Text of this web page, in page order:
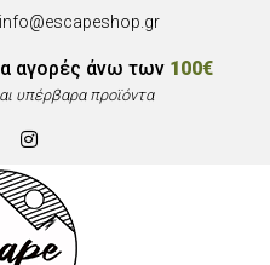
info@escapeshop.gr
αγορές άνω των 100€
υπέρβαρα προϊόντα